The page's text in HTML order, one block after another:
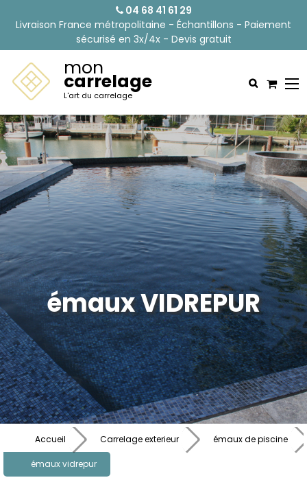
04 68 41 61 29
Livraison France métropolitaine - Échantillons - Paiement
sécurisé en 3x/4x - Devis gratuit
mon
carrelage
L'art du carrelage
émaux VIDREPUR
Accueil Carrelage exterieur émaux de piscine
émaux vidrepur